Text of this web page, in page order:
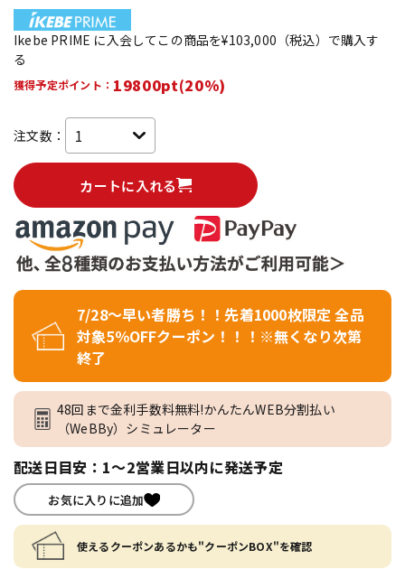
Ikebe PRIME に入会してこの商品を¥103,000（税込）で購入す
る
獲得予定ポイント： 19800pt(20%)
注文数：
カートに入れる
7/28～早い者勝ち！！先着1000枚限定 全品
対象5％OFFクーポン！！！※無くなり次第
終了
48回まで金利手数料無料!かんたんWEB分割払い
（WeBBy）シミュレーター
配送日目安：1～2営業日以内に発送予定
お気に入りに追加
使えるクーポンあるかも"クーポンBOX"を確認